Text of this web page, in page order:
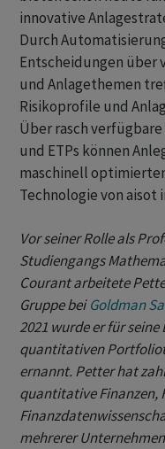
innovative
Durch
Entscheidungen über
und Anlagethemen
Risikoprofile und
Über rasch
und ETPs können
maschinell
Technologie von aisot
Vor seiner Rolle als
Studiengangs
Courant arbeitete
Gruppe beiGoldman
2021 wurde er für
quantitativen
ernannt. Petter hat
quantitative Finanzen,
mehrerer